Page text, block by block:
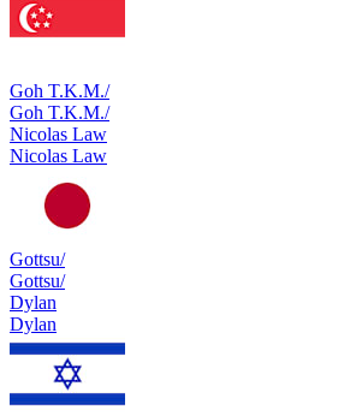
Goh T.K.M./
Goh T.K.M./
Nicolas Law
Nicolas Law
Gottsu/
Gottsu/
Dylan
Dylan